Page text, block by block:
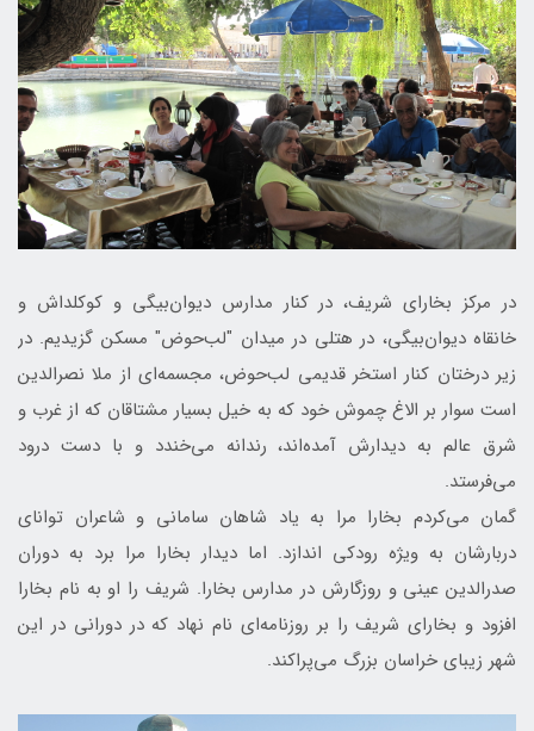
در مرکز بخارای شریف، در کنار مدارس دیوان‌بیگی و کوکلداش و
خانقاه دیوان‌بیگی، در هتلی در میدان "لب‌حوض" مسکن گزیدیم. در
زیر درختان کنار استخر قدیمی لب‌حوض، مجسمه‌ای از ملا نصرالدین
است سوار بر الاغ چموش خود که به خیل بسیار مشتاقان که از غرب و
شرق عالم به دیدارش آمده‌اند، رندانه می‌خندد و با دست درود
می‌فرستد.
گمان می‌کردم بخارا مرا به یاد شاهان سامانی و شاعران توانای
دربارشان به ویژه رودکی اندازد. اما دیدار بخارا مرا برد به دوران
صدرالدین عینی و روزگارش در مدارس بخارا. شریف را او به نام بخارا
افزود و بخارای شریف را بر روزنامه‌ای نام نهاد که در دورانی در این
شهر زیبای خراسان بزرگ می‌پراکند.